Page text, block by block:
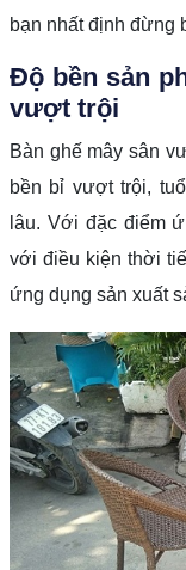
bạn nhất định đừng
Độ bền sản
vượt trội
Bàn ghế mây sân
bền bỉ vượt trội,
lâu. Với đặc điểm
với điều kiện thời
ứng dụng sản xuất